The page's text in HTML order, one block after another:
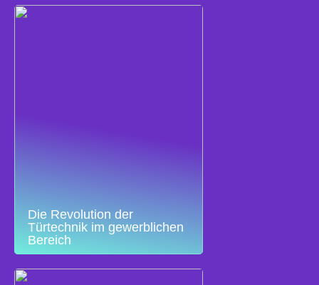
Die Revolution der
Türtechnik im gewerblichen
Bereich